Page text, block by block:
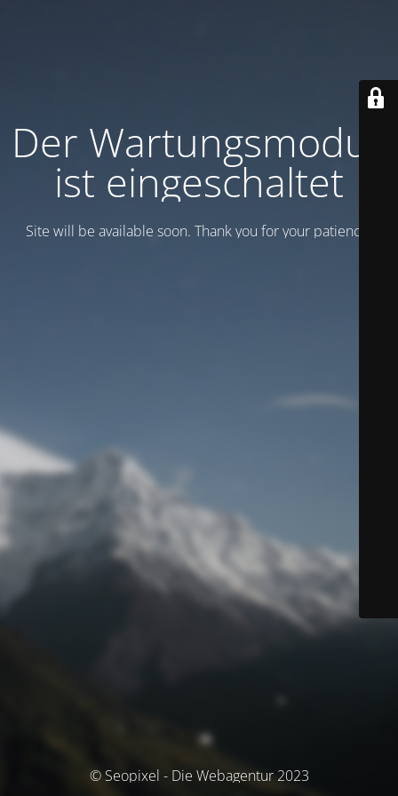
Der Wartungsmodus
ist eingeschaltet
Site will be available soon. Thank you for your patience!
© Seopixel - Die Webagentur 2023